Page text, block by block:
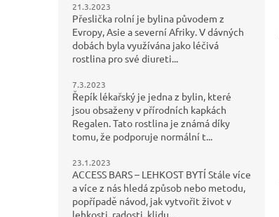
21.3.2023
Přeslička rolní je bylina původem z
Evropy, Asie a severní Afriky. V dávných
dobách byla využívána jako léčivá
rostlina pro své diureti...
7.3.2023
Řepík lékařský je jedna z bylin, které
jsou obsaženy v přírodních kapkách
Regalen. Tato rostlina je známá díky
tomu, že podporuje normální t...
23.1.2023
ACCESS BARS – LEHKOST BYTÍ Stále více
a více z nás hledá způsob nebo metodu,
popřípadě návod, jak vytvořit život v
lehkosti, radosti, klidu...